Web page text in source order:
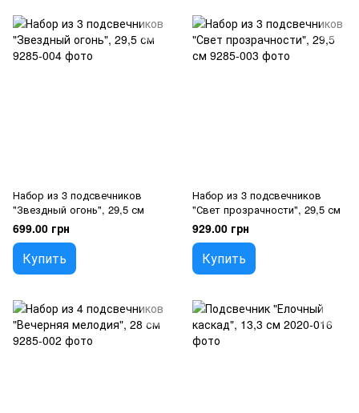
Набор из 3 подсвечников
"Звездный огонь", 29,5 см
699.00 грн
Купить
Набор из 3 подсвечников
"Свет прозрачности", 29,5 см
929.00 грн
Купить